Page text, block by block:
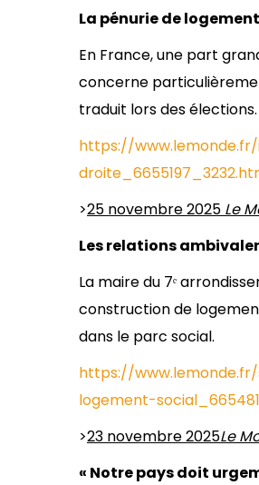
La pénurie de
En France, une part
concerne
traduit lors des élections.
https://
>25 novembre 2025 Le
Les relations
La maire du 7ᵉ
construction de
dans le parc social.
https://
logement-
>23 novembre 2025Le
« Notre pays doit